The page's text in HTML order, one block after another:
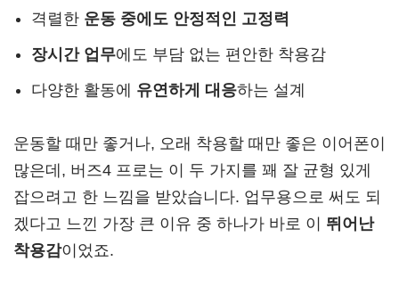
격렬한 운동 중에도 안정적인 고정력
장시간 업무에도 부담 없는 편안한 착용감
다양한 활동에 유연하게 대응하는 설계
운동할 때만 좋거나, 오래 착용할 때만 좋은 이어폰이
많은데, 버즈4 프로는 이 두 가지를 꽤 잘 균형 있게
잡으려고 한 느낌을 받았습니다. 업무용으로 써도 되
겠다고 느낀 가장 큰 이유 중 하나가 바로 이 뛰어난
착용감이었죠.